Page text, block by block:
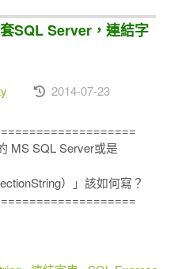
SQL Server，連結字
2014-07-23
MS SQL Server或是
）」該如何寫？